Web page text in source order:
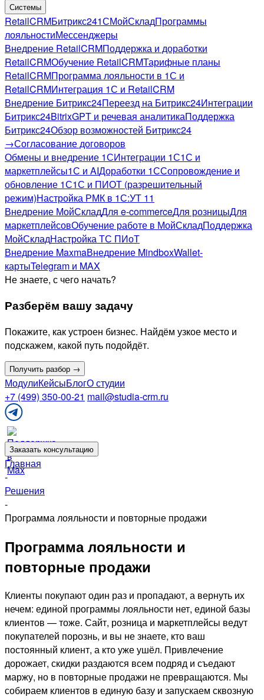
Системы
RetailCRMБитрикс241СМойСкладПрограммы
лояльностиМессенджеры
Внедрение RetailCRMПоддержка и доработки
RetailCRMОбучение RetailCRMТарифные планы
RetailCRMПрограмма лояльности в 1С и
RetailCRMИнтеграция 1С и RetailCRM
Внедрение Битрикс24Переезд на Битрикс24Интеграции
Битрикс24BitrixGPT и речевая аналитикаПоддержка
Битрикс24Обзор возможностей Битрикс24
→Согласование договоров
Обмены и внедрение 1СИнтеграции 1С1С и
маркетплейсы1С и AIДоработки 1ССопровождение и
обновление 1С1С и ПИОТ (разрешительный
режим)Настройка РМК в 1С:УТ 11
Внедрение МойСкладДля e-commerceДля розницыДля
маркетплейсовОбучение работе в МойСкладПоддержка
МойСкладНастройка ТС ПИоТ
Внедрение MaxmaВнедрение MindboxWallet-
картыTelegram и MAX
Не знаете, с чего начать?
Разберём вашу задачу
Покажите, как устроен бизнес. Найдём узкое место и
подскажем, какой путь подойдёт.
Получить разбор →
МодулиКейсыБлогО студии
+7 (499) 350-00-21 mail@studia-crm.ru
Поддержка
Заказать консультацию
Главная
-
Решения
-
Программа лояльности и повторные продажи
Программа лояльности и
повторные продажи
Клиенты покупают один раз и пропадают, а вернуть их
нечем: единой программы лояльности нет, единой базы
клиентов — тоже. Сайт, розница и маркетплейсы ведут
покупателей порознь, и вы не знаете, кто ваш
постоянный клиент, а кто уже ушёл. Привлечение
дорожает, скидки раздаются всем подряд и съедают
маржу, но в повторные продажи не превращаются. Мы
собираем клиентов в единую базу и запускаем сквозную